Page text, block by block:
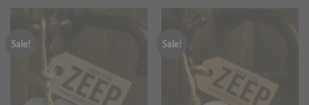
Sale! Sale!